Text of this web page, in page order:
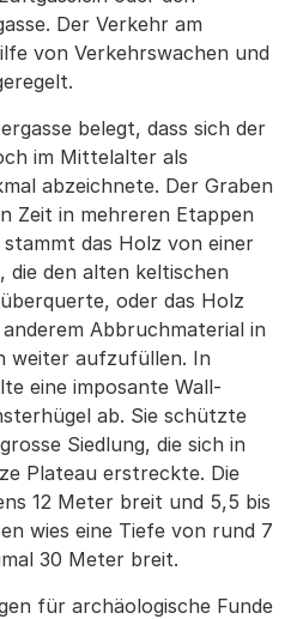
Der Verkehr am
von Verkehrswachen und
belegt, dass sich der
im Mittelalter als
abzeichnete. Der Graben
Zeit in mehreren Etappen
das Holz von einer
den alten keltischen
oder das Holz
Abbruchmaterial in
weiter aufzufüllen. In
eine imposante Wall-
ab. Sie schützte
Siedlung, die sich in
Plateau erstreckte. Die
12 Meter breit und 5,5 bis
wies eine Tiefe von rund 7
30 Meter breit.
für archäologische Funde